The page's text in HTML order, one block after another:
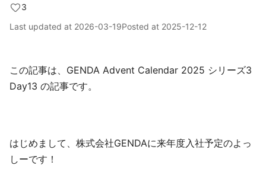
3
Last updated at 2026-03-19Posted at 2025-12-12
この記事は、GENDA Advent Calendar 2025 シリーズ3
Day13 の記事です。
はじめまして、株式会社GENDAに来年度入社予定のよっ
しーです！